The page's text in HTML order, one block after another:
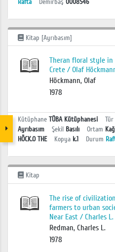
Kitap [Ayrıbasım]
Theran floral style
Crete / Olaf
Höckmann, Olaf
1978
Kütüphane TÜBA Kütüphanesi Tür
Ayrıbasım
Şekil Basılı Ortam
HÖCK.O THE
Kopya k.1 Durum
Kitap
The rise of
farmers to urban
Near East / Charles
Redman, Charles L.
1978